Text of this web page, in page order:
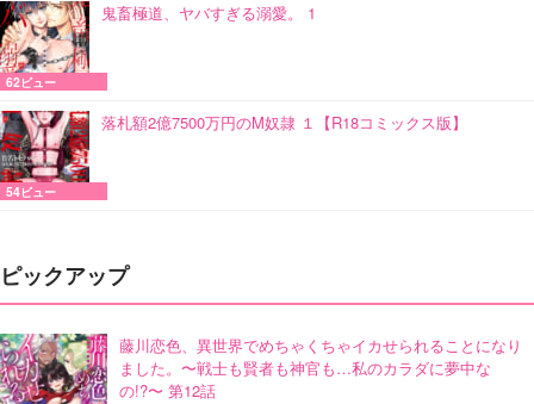
鬼畜極道、ヤバすぎる溺愛。 1
62ビュー
落札額2億7500万円のM奴隷 １【R18コミックス版】
54ビュー
ピックアップ
藤川恋色、異世界でめちゃくちゃイカせられることになり
ました。〜戦士も賢者も神官も…私のカラダに夢中な
の!?〜 第12話